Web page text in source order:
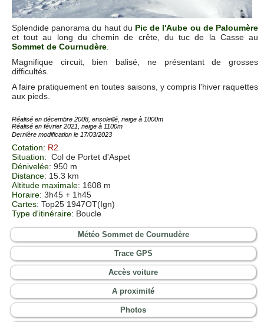
Splendide panorama du haut du Pic de l'Aube ou de Paloumère
et tout au long du chemin de crête, du tuc de la Casse au
Sommet de Cournudère
Magnifique circuit, bien balisé, ne présentant de grosses
difficultés.
A faire pratiquement en toutes saisons, y compris l'hiver raquettes
aux pieds.
Réalisé en décembre 2008, ensoleillé, neige à 1000m
Réalisé en février 2021, neige à 1100m
Dernière modification le 17/03/2023
Cotation: R2
Situation: Col de Portet d'Aspet
Dénivelée: 950 m
Distance: 15.3 km
Altitude maximale: 1608 m
Horaire: 3h45 + 1h45
Cartes: Top25 1947OT(Ign)
Type d'itinéraire: Boucle
Météo Sommet de Cournudère
Trace GPS
Accès voiture
A proximité
Photos